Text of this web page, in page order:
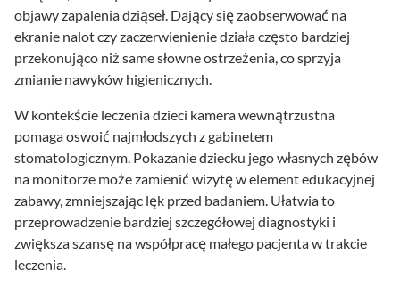
objawy zapalenia dziąseł. Dający się zaobserwować na
ekranie nalot czy zaczerwienienie działa często bardziej
przekonująco niż same słowne ostrzeżenia, co sprzyja
zmianie nawyków higienicznych.
W kontekście leczenia dzieci kamera wewnątrzustna
pomaga oswoić najmłodszych z gabinetem
stomatologicznym. Pokazanie dziecku jego własnych zębów
na monitorze może zamienić wizytę w element edukacyjnej
zabawy, zmniejszając lęk przed badaniem. Ułatwia to
przeprowadzenie bardziej szczegółowej diagnostyki i
zwiększa szansę na współpracę małego pacjenta w trakcie
leczenia.